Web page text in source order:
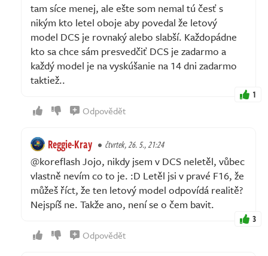
tam síce menej, ale ešte som nemal tú česť s
nikým kto letel oboje aby povedal že letový
model DCS je rovnaký alebo slabší. Každopádne
kto sa chce sám presvedčiť DCS je zadarmo a
každý model je na vyskúšanie na 14 dni zadarmo
taktiež..
1
Odpovědět
Reggie-Kray čtvrtek, 26. 5., 21:24
@koreflash Jojo, nikdy jsem v DCS neletěl, vůbec
vlastně nevím co to je. :D Letěl jsi v pravé F16, že
můžeš říct, že ten letový model odpovídá realitě?
Nejspíš ne. Takže ano, není se o čem bavit.
3
Odpovědět